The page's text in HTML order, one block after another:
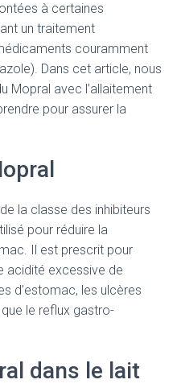
à certaines
un traitement
couramment
Dans cet article, nous
Mopral avec l’allaitement
pour assurer la
la classe des inhibiteurs
pour réduire la
Il est prescrit pour
acidité excessive de
d’estomac, les ulcères
le reflux gastro-
dans le lait